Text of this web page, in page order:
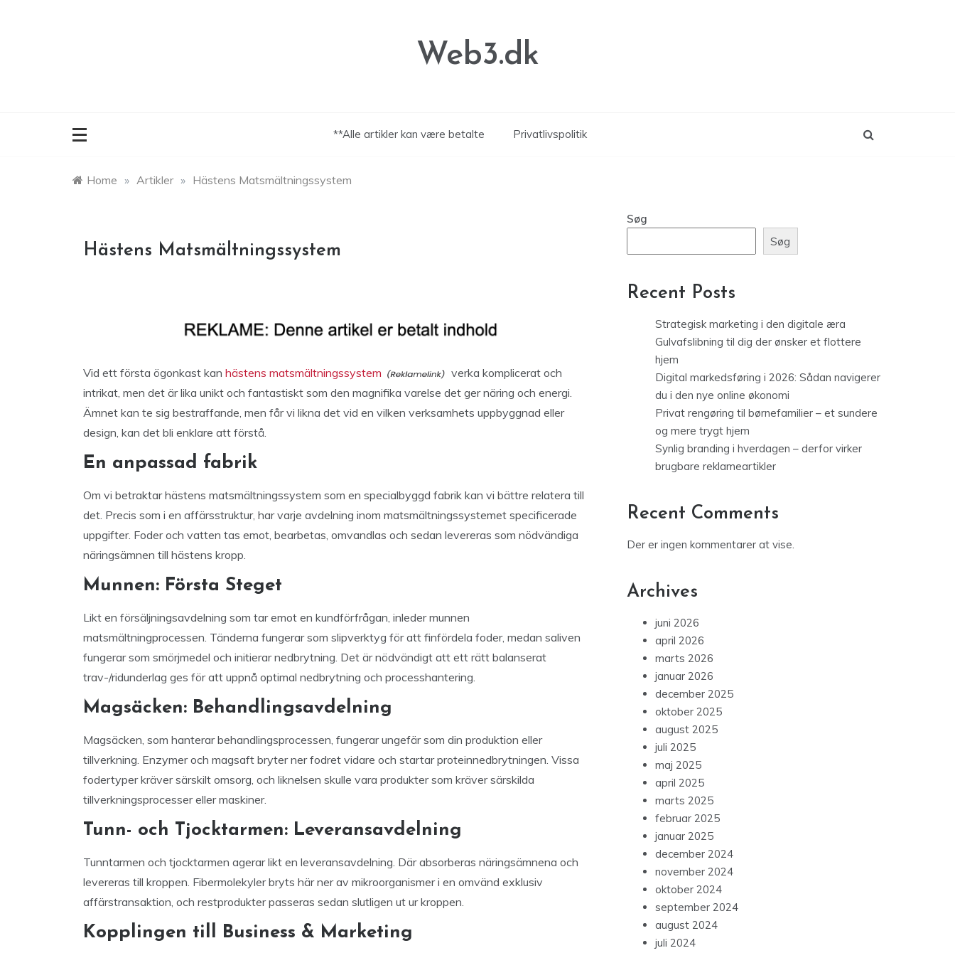
Web3.dk
**Alle artikler kan være betalte Privatlivspolitik
Home » Artikler » Hästens Matsmältningssystem
Hästens Matsmältningssystem
Vid ett första ögonkast kan hästens matsmältningssystem
verka komplicerat och
intrikat, men det är lika unikt och fantastiskt som den magnifika varelse det ger näring och energi.
Ämnet kan te sig bestraffande, men får vi likna det vid en vilken verksamhets uppbyggnad eller
design, kan det bli enklare att förstå.
En anpassad fabrik
Om vi betraktar hästens matsmältningssystem som en specialbyggd fabrik kan vi bättre relatera till
det. Precis som i en affärsstruktur, har varje avdelning inom matsmältningssystemet specificerade
uppgifter. Foder och vatten tas emot, bearbetas, omvandlas och sedan levereras som nödvändiga
näringsämnen till hästens kropp.
Munnen: Första Steget
Likt en försäljningsavdelning som tar emot en kundförfrågan, inleder munnen
matsmältningprocessen. Tänderna fungerar som slipverktyg för att finfördela foder, medan saliven
fungerar som smörjmedel och initierar nedbrytning. Det är nödvändigt att ett rätt balanserat
trav-/ridunderlag ges för att uppnå optimal nedbrytning och processhantering.
Magsäcken: Behandlingsavdelning
Magsäcken, som hanterar behandlingsprocessen, fungerar ungefär som din produktion eller
tillverkning. Enzymer och magsaft bryter ner fodret vidare och startar proteinnedbrytningen. Vissa
fodertyper kräver särskilt omsorg, och liknelsen skulle vara produkter som kräver särskilda
tillverkningsprocesser eller maskiner.
Tunn- och Tjocktarmen: Leveransavdelning
Tunntarmen och tjocktarmen agerar likt en leveransavdelning. Där absorberas näringsämnena och
levereras till kroppen. Fibermolekyler bryts här ner av mikroorganismer i en omvänd exklusiv
affärstransaktion, och restprodukter passeras sedan slutligen ut ur kroppen.
Kopplingen till Business & Marketing
Søg
Søg
Recent Posts
Strategisk marketing i den digitale æra
Gulvafslibning til dig der ønsker et flottere
hjem
Digital markedsføring i 2026: Sådan navigerer
du i den nye online økonomi
Privat rengøring til børnefamilier – et sundere
og mere trygt hjem
Synlig branding i hverdagen – derfor virker
brugbare reklameartikler
Recent Comments
Der er ingen kommentarer at vise.
Archives
juni 2026
april 2026
marts 2026
januar 2026
december 2025
oktober 2025
august 2025
juli 2025
maj 2025
april 2025
marts 2025
februar 2025
januar 2025
december 2024
november 2024
oktober 2024
september 2024
august 2024
juli 2024